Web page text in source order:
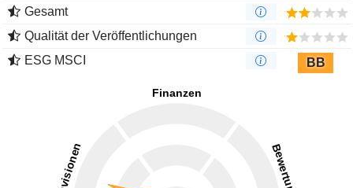
Gesamt
Qualität der Veröffentlichungen
ESG MSCI
BB